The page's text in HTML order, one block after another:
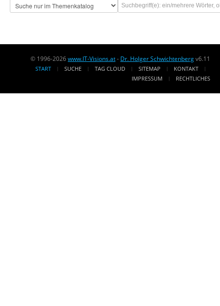
© 1996-2026www.IT-Visions.at- Dr. Holger Schwichtenbergv6.11
START SUCHE TAG CLOUD SITEMAP
KONTAKT
IMPRESSUM
RECHTLICHES